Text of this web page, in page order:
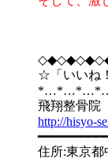
☆「いいね
飛翔整骨院
http://hisyo-
住所:東京都